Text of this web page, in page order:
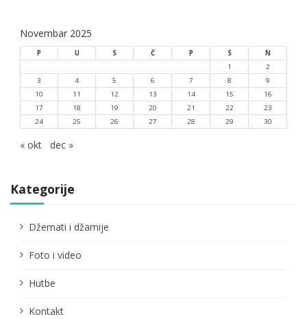
Novembar 2025
P U S Č P S
N
1
2
3
4 5 6 7 8
9
10
11 12 13 14 15
16
17
18 19 20 21 22
23
24
25 26 27 28 29 30
« okt dec »
Kategorije
Džemati i džamije
Foto i video
Hutbe
Kontakt